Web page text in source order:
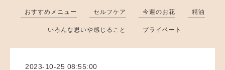
おすすめメニュー セルフケア 今週のお花 精油
いろんな思いや感じること プライベート
2023-10-25 08:55:00